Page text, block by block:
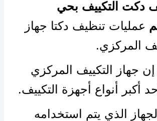
دكت التكييف بحي
عمليات تنظيف دكتا جهاز
المركزي.
جهاز التكييف المركزي
أكبر أنواع أجهزة التكييف.
الذي يتم استخدامه